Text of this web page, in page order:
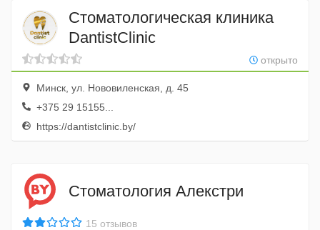
Стоматологическая клиника
DantistClinic
открыто
Минск, ул. Нововиленская, д. 45
+375 29 15155...
https://dantistclinic.by/
Стоматология Алекстри
15 отзывов